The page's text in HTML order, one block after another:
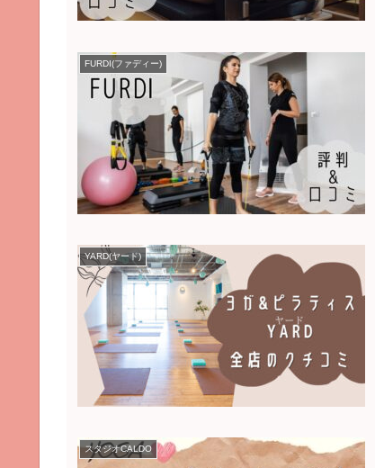
FURDI(ファディー)
YARD(ヤード)
スタジオCALDO